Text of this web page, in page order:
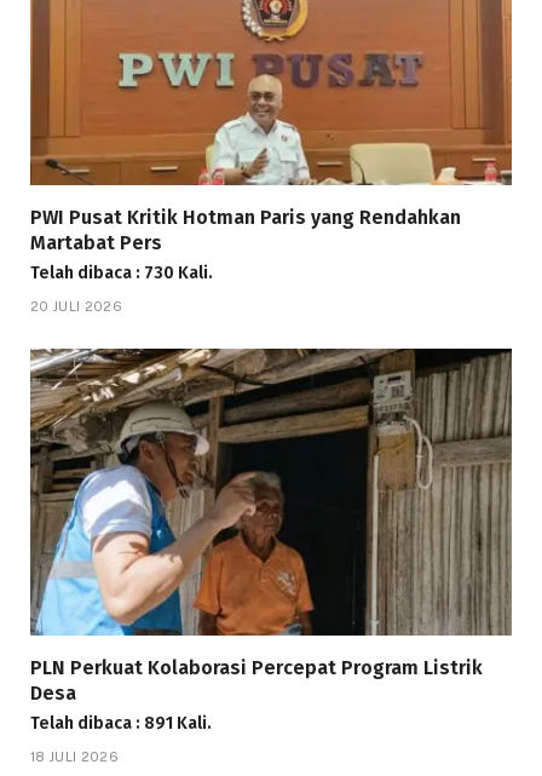
PWI Pusat Kritik Hotman Paris yang Rendahkan
Martabat Pers
Telah dibaca : 730 Kali.
20 JULI 2026
PLN Perkuat Kolaborasi Percepat Program Listrik
Desa
Telah dibaca : 891 Kali.
18 JULI 2026